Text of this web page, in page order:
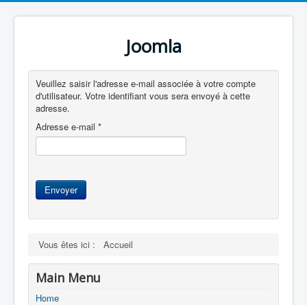
Joomla
Veuillez saisir l'adresse e-mail associée à votre compte
d'utilisateur. Votre identifiant vous sera envoyé à cette
adresse.
Adresse e-mail *
Envoyer
Vous êtes ici : Accueil
Main Menu
Home